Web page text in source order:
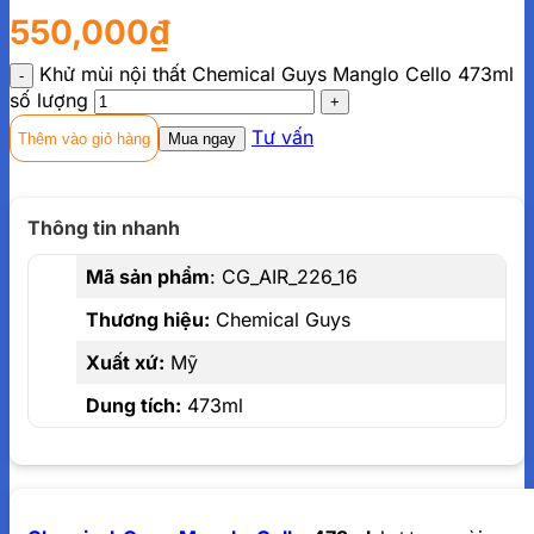
550,000₫
Khử mùi nội thất Chemical Guys Manglo Cello 473ml
số lượng
Thêm vào giỏ hàng Mua ngay Tư vấn
Mã sản phẩm: CG_AIR_226_16
Thương hiệu: Chemical Guys
Xuất xứ: Mỹ
Dung tích: 473ml